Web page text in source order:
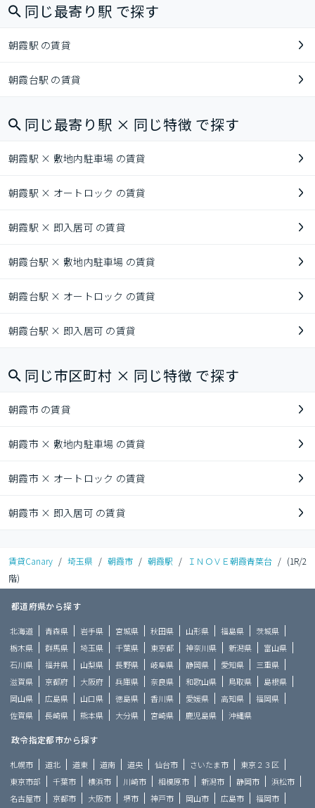
同じ最寄り駅 で探す
朝霞駅 の賃貸
朝霞台駅 の賃貸
同じ最寄り駅 × 同じ特徴 で探す
朝霞駅 × 敷地内駐車場 の賃貸
朝霞駅 × オートロック の賃貸
朝霞駅 × 即入居可 の賃貸
朝霞台駅 × 敷地内駐車場 の賃貸
朝霞台駅 × オートロック の賃貸
朝霞台駅 × 即入居可 の賃貸
同じ市区町村 × 同じ特徴 で探す
朝霞市 の賃貸
朝霞市 × 敷地内駐車場 の賃貸
朝霞市 × オートロック の賃貸
朝霞市 × 即入居可 の賃貸
賃貸Canary / 埼玉県 / 朝霞市 / 朝霞駅 / ＩＮＯＶＥ朝霞青葉台 / (1R/2
階)
都道府県から探す
北海道 青森県 岩手県 宮城県 秋田県 山形県 福島県
茨城県
栃木県
群馬県 埼玉県 千葉県 東京都 神奈川県 新潟県
富山県
石川県
福井県 山梨県 長野県 岐阜県 静岡県 愛知県
三重県
滋賀県
京都府 大阪府 兵庫県 奈良県 和歌山県 鳥取県
島根県
岡山県
広島県 山口県 徳島県 香川県 愛媛県 高知県
福岡県
佐賀県
長崎県 熊本県 大分県 宮崎県 鹿児島県 沖縄県
政令指定都市から探す
札幌市 道北 道東 道南 道央 仙台市 さいたま市
東京２３区
東京市部
千葉市 横浜市 川崎市 相模原市 新潟市 静岡市
浜松市
名古屋市
京都市 大阪市 堺市 神戸市 岡山市 広島市 福岡市